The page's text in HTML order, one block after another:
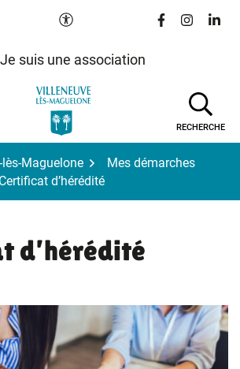
Paramètres d'accessibilité
Lien vers le
Lien vers
Lien
Je suis une association
RECHERCHE
Maguelone
Mes démarches
Certificat d’hérédité
d’hérédité